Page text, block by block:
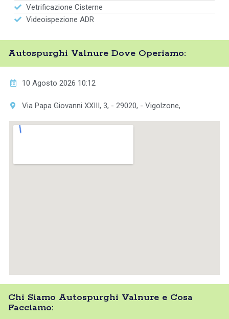
Vetrificazione Cisterne
Videoispezione ADR
Autospurghi Valnure Dove Operiamo:
10 Agosto 2026 10:12
Via Papa Giovanni XXIII, 3, - 29020, - Vigolzone,
Chi Siamo Autospurghi Valnure e Cosa
Facciamo: